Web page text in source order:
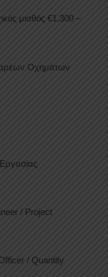
μισθός €1.300 –
Οχημάτων
/ Project
/ Quantity